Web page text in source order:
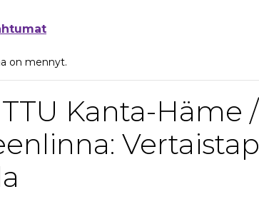
on mennyt.
Kanta-Häme /